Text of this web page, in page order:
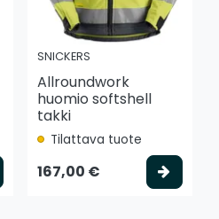
Valitse vaihtoehto
SNICKERS
Allroundwork
huomio softshell
takki
Tilattava tuote
167,00 €